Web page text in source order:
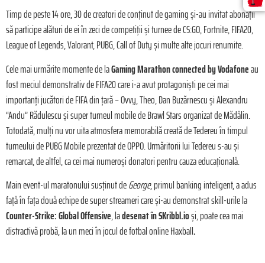
Timp de peste 14 ore, 30 de creatori de conținut de gaming și-au invitat abonații
să participe alături de ei în zeci de competiții și turnee de CS:GO, Fortnite, FIFA20,
League of Legends, Valorant, PUBG, Call of Duty și multe alte jocuri renumite.
Cele mai urmărite momente de laGaming Marathon connected by Vodafoneau
fost meciul demonstrativ de FIFA20 care i-a avut protagoniști pe cei mai
importanți jucători de FIFA din țară – Ovvy, Theo, Dan Buzărnescu și Alexandru
“Andu” Rădulescu și super turneul mobile de Brawl Stars organizat de Mădălin.
Totodată, mulți nu vor uita atmosfera memorabilă creată de Tedereu în timpul
turneului de PUBG Mobile prezentat de OPPO. Urmăritorii lui Tedereu s-au și
remarcat, de altfel, ca cei mai numeroși donatori pentru cauza educațională.
Main event-ul maratonului susținut deGeorge, primul banking inteligent, a adus
față în fața două echipe de super streameri care și-au demonstrat skill-urile la
Counter-Strike: Global Offensive, ladesenat în SKribbl.ioși, poate cea mai
distractivă probă, la un meci în jocul de fotbal online Haxball.